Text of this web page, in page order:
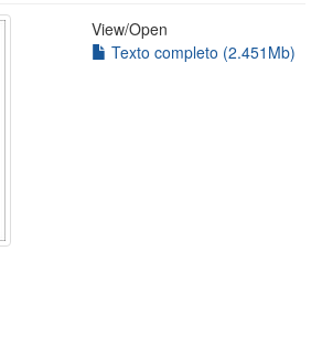
View/Open
Texto completo (2.451Mb)